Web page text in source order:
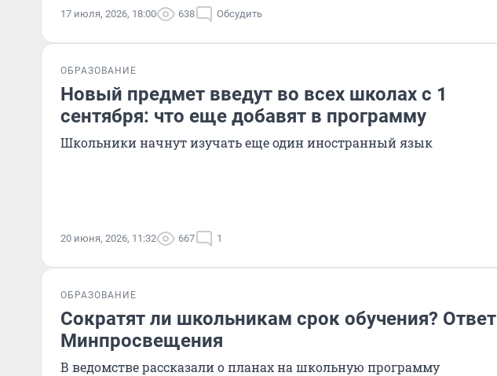
17 июля, 2026, 18:00 638 Обсудить
ОБРАЗОВАНИЕ
Новый предмет введут во всех школах с 1
сентября: что еще добавят в программу
Школьники начнут изучать еще один иностранный язык
20 июня, 2026, 11:32 667 1
ОБРАЗОВАНИЕ
Сократят ли школьникам срок обучения? Ответ
Минпросвещения
В ведомстве рассказали о планах на школьную программу